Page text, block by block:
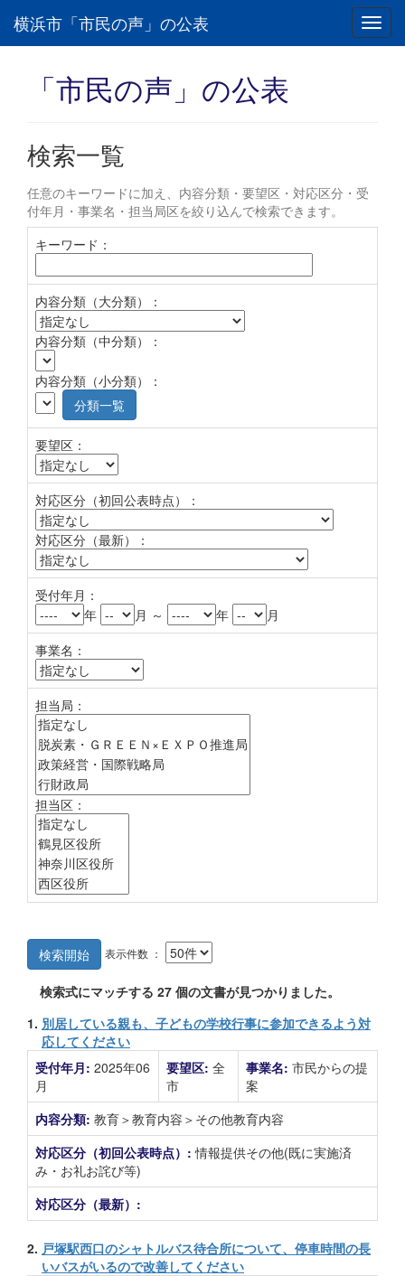
横浜市「市民の声」の公表
「市民の声」の公表
検索一覧
任意のキーワードに加え、内容分類・要望区・対応区分・受
付年月・事業名・担当局区を絞り込んで検索できます。
キーワード：
内容分類（大分類）：
内容分類（中分類）：
内容分類（小分類）：
分類一覧
要望区：
対応区分（初回公表時点）：
対応区分（最新）：
受付年月：
年
月 ～ 年
月
事業名：
担当局：
担当区：
検索開始 表示件数 ：
検索式にマッチする 27 個の文書が見つかりました。
1. 別居している親も、子どもの学校行事に参加できるよう対
応してください
受付年月: 2025年06
月
要望区: 全
市
事業名: 市民からの提
案
内容分類: 教育＞教育内容＞その他教育内容
対応区分（初回公表時点）:情報提供その他(既に実施済
み・お礼お詫び等)
対応区分（最新）:
2. 戸塚駅西口のシャトルバス待合所について、停車時間の長
いバスがいるので改善してください